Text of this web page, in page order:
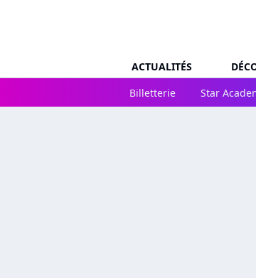
ACTUALITÉS
Billetterie
Star